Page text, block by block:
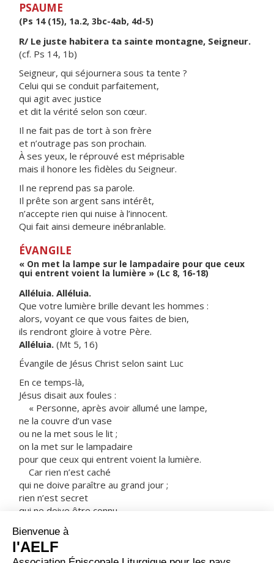
PSAUME
(Ps 14 (15), 1a.2, 3bc-4ab, 4d-5)
R/ Le juste habitera ta sainte montagne, Seigneur.
(cf. Ps 14, 1b)
Seigneur, qui séjournera sous ta tente ?
Celui qui se conduit parfaitement,
qui agit avec justice
et dit la vérité selon son cœur.
Il ne fait pas de tort à son frère
et n’outrage pas son prochain.
À ses yeux, le réprouvé est méprisable
mais il honore les fidèles du Seigneur.
Il ne reprend pas sa parole.
Il prête son argent sans intérêt,
n’accepte rien qui nuise à l’innocent.
Qui fait ainsi demeure inébranlable.
ÉVANGILE
« On met la lampe sur le lampadaire pour que ceux
qui entrent voient la lumière » (Lc 8, 16-18)
Alléluia. Alléluia.
Que votre lumière brille devant les hommes :
alors, voyant ce que vous faites de bien,
ils rendront gloire à votre Père.
Alléluia. (Mt 5, 16)
Évangile de Jésus Christ selon saint Luc
En ce temps-là,
Jésus disait aux foules :
« Personne, après avoir allumé une lampe,
ne la couvre d’un vase
ou ne la met sous le lit ;
on la met sur le lampadaire
pour que ceux qui entrent voient la lumière.
Car rien n’est caché
qui ne doive paraître au grand jour ;
rien n’est secret
qui ne doive être connu
Faites attention à la manière dont vous écoutez.
Car à celui qui a,